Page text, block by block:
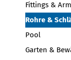
Fittings &
Rohre &
Pool
Garten &